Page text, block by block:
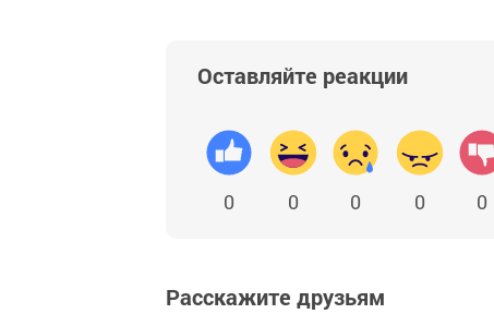
Оставляйте реакции
0 0 0 0 0
Расскажите друзьям